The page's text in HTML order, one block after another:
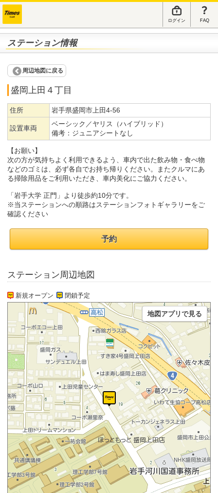
ログイン FAQ
ステーション情報
周辺地図に戻る
盛岡上田４丁目
住所 岩手県盛岡市上田4-56
設置車両
ベーシック／ヤリス（ハイブリッド）
備考： ジュニアシートなし
【お願い】
次の方が気持ちよく利用できるよう、車内で出た飲み物・食べ物
などのゴミは、必ず各自でお持ち帰りください。またクルマにあ
る掃除用品をご利用いただき、車内美化にご協力ください。
「岩手大学 正門」より徒歩約10分です。
※当ステーションへの順路はステーションフォトギャラリーをご
確認ください
予約
ステーション周辺地図
新規オープン 閉鎖予定
地図アプリで見る